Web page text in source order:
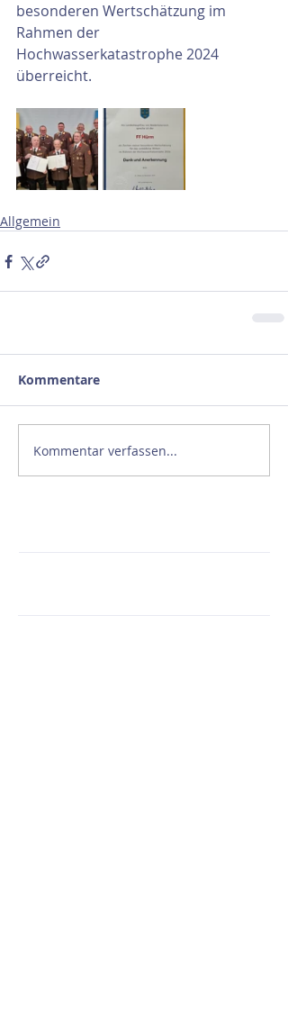
besonderen Wertschätzung im
Rahmen der
Hochwasserkatastrophe 2024
überreicht.
Allgemein
Kommentare
Kommentar verfassen...